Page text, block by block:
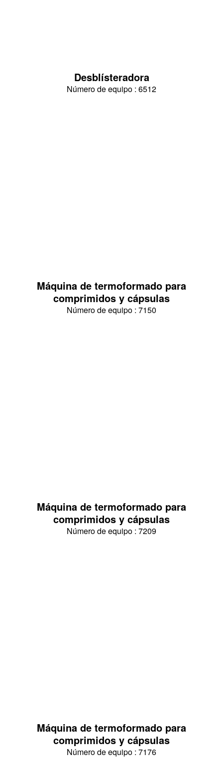
Desblísteradora
Número de equipo : 6512
Máquina de termoformado para
comprimidos y cápsulas
Número de equipo : 7150
Máquina de termoformado para
comprimidos y cápsulas
Número de equipo : 7209
Máquina de termoformado para
comprimidos y cápsulas
Número de equipo : 7176